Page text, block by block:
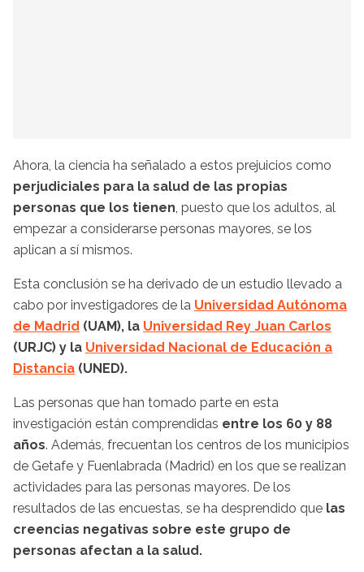
Ahora, la ciencia ha señalado a estos prejuicios como
perjudiciales para la salud de las propias
personas que los tienen, puesto que los adultos, al
empezar a considerarse personas mayores, se los
aplican a sí mismos.
Esta conclusión se ha derivado de un estudio llevado a
cabo por investigadores de la Universidad Autónoma
de Madrid (UAM), la Universidad Rey Juan Carlos
(URJC) y la Universidad Nacional de Educación a
Distancia (UNED).
Las personas que han tomado parte en esta
investigación están comprendidas entre los 60 y 88
años. Además, frecuentan los centros de los municipios
de Getafe y Fuenlabrada (Madrid) en los que se realizan
actividades para las personas mayores. De los
resultados de las encuestas, se ha desprendido que las
creencias negativas sobre este grupo de
personas afectan a la salud.